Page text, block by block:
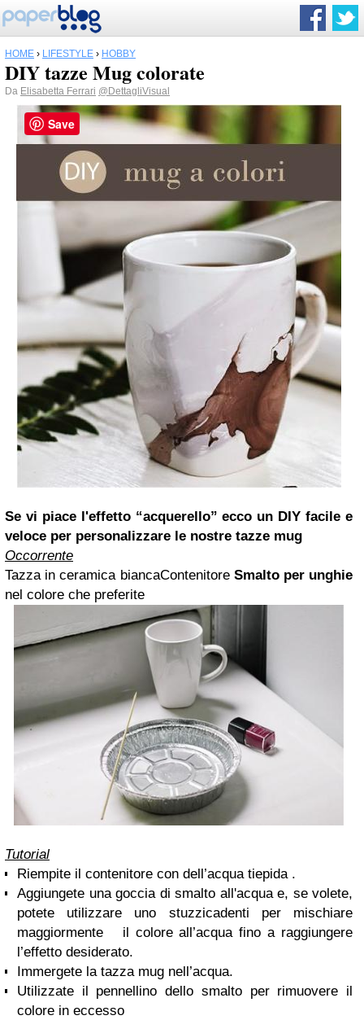
HOME › LIFESTYLE › HOBBY
DIY tazze Mug colorate
Da Elisabetta Ferrari @DettagliVisual
Se vi piace l'effetto “acquerello” ecco un DIY facile e
veloce per personalizzare le nostre tazze mug
Occorrente
Tazza in ceramica biancaContenitore Smalto per unghie
nel colore che preferite
Tutorial
Riempite il contenitore con dell’acqua tiepida .
Aggiungete una goccia di smalto all'acqua e, se volete,
potete utilizzare uno stuzzicadenti per mischiare
maggiormente
il colore all’acqua fino a raggiungere
l’effetto desiderato.
Immergete la tazza mug nell’acqua.
Utilizzate il pennellino dello smalto per rimuovere il
colore in eccesso
Save